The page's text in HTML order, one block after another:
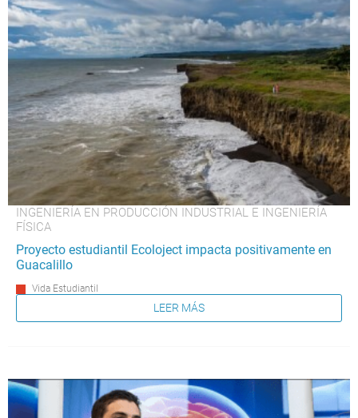
INGENIERÍA EN PRODUCCIÓN INDUSTRIAL E INGENIERÍA
FÍSICA
Proyecto estudiantil Ecoloject impacta positivamente en
Guacalillo
Vida Estudiantil
LEER MÁS